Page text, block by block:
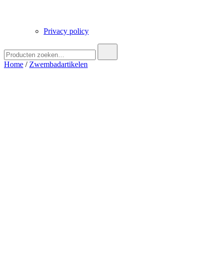
Privacy policy
naar:
Home / Zwembadartikelen